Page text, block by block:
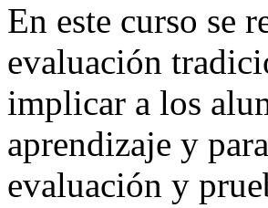
En este curso se
evaluación
implicar a los
aprendizaje y
evaluación y